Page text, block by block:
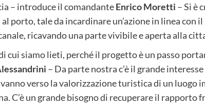
– introduce il comandanteEnrico Moretti – Si è
porto, tale da incardinare un’azione in linea con
ricavando una parte vivibile e aperta alla
cui siamo lieti, perché il progetto è un passo
– Da parte nostra c’è il grande
verso la valorizzazione turistica di un luogo
C’è un grande bisogno di recuperare il rapporto